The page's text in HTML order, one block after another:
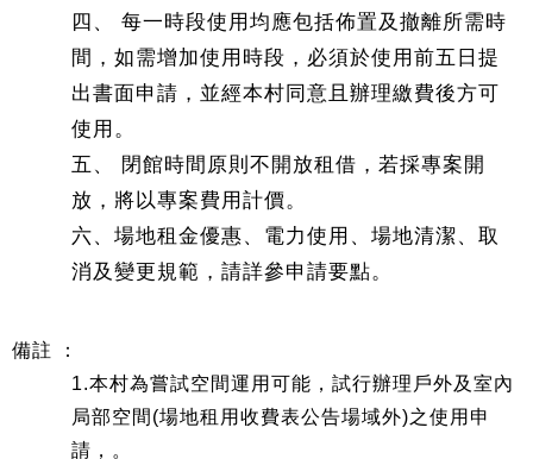
四、 每一時段使用均應包括佈置及撤離所需時
間，如需增加使用時段，必須於使用前五日提
出書面申請，並經本村同意且辦理繳費後方可
使用。
五、 閉館時間原則不開放租借，若採專案開
放，將以專案費用計價。
六、場地租金優惠、電力使用、場地清潔、取
消及變更規範，請詳參申請要點。
備註 ：
1.本村為嘗試空間運用可能，試行辦理戶外及室內
局部空間(場地租用收費表公告場域外)之使用申
請，。